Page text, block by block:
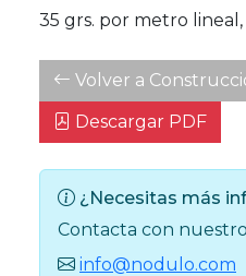
35 grs. por metro
Volver a
Descargar PDF
¿Necesitas más
Contacta con
info@nodulo.com